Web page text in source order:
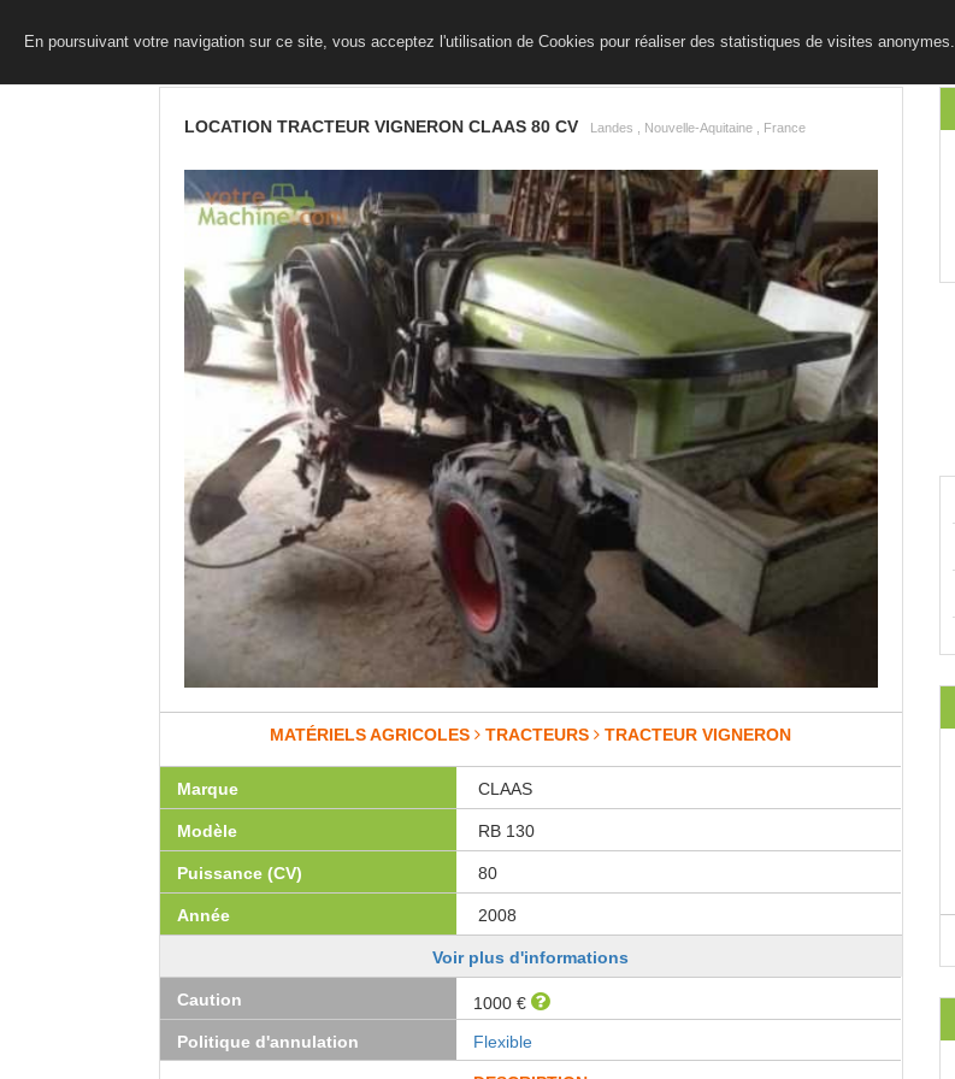
En poursuivant votre navigation sur ce site, vous acceptez l'utilisation de Cookies pour réaliser des statistiques de visites anonymes.
LOCATION TRACTEUR VIGNERON CLAAS 80 CV Landes , Nouvelle-Aquitaine , France
MATÉRIELS AGRICOLES TRACTEURS TRACTEUR VIGNERON
Marque CLAAS
Modèle RB 130
Puissance (CV) 80
Année 2008
Voir plus d'informations
Caution
1000 €
Politique d'annulation
Flexible